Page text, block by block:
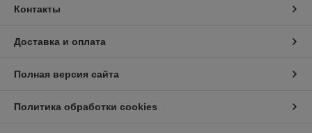
Контакты
Доставка и оплата
Полная версия сайта
Политика обработки cookies